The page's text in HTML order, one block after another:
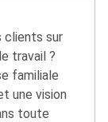
clients sur
travail ?
familiale
une vision
toute